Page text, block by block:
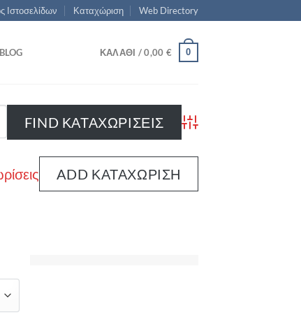
Ιστοσελίδων Καταχώριση Web Directory
BLOG ΚΑΛΆΘΙ /0,00 € 0
Advanced Search
ADD ΚΑΤΑΧΏΡΙΣΗ